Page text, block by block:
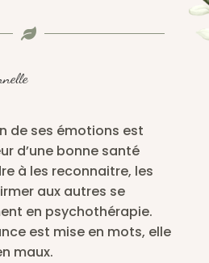

de ses émotions est
d’une bonne santé
à les reconnaitre, les
aux autres se
en psychothérapie.
est mise en mots, elle
maux.